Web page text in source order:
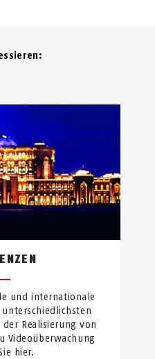
und internationale
Realisierung von
Videoüberwachung
hier.